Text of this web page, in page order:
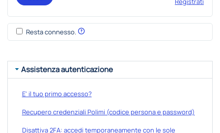
Resta connesso.
Assistenza autenticazione
E' il tuo primo accesso?
Recupero credenziali Polimi (codice persona e password)
Disattiva 2FA: accedi temporaneamente con le sole